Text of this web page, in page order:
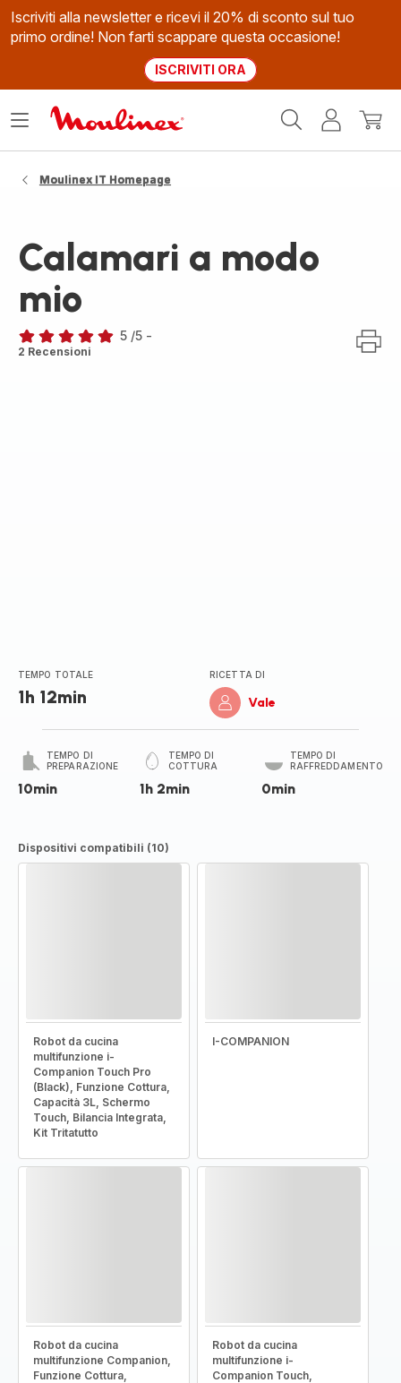
Iscriviti alla newsletter e ricevi il 20% di sconto sul tuo
primo ordine! Non farti scappare questa occasione!
ISCRIVITI ORA
Il
Apri
Moulinex IT Homepage
Calamari a modo
mio
Recensione
5 /5 -
2 Recensioni
TEMPO TOTALE
1h 12min
RICETTA DI
Vale
TEMPO DI
PREPARAZIONE
10min
TEMPO DI
COTTURA
1h 2min
TEMPO DI
RAFFREDDAMENTO
0min
Dispositivi compatibili (10)
Robot da cucina
multifunzione i-
Companion Touch Pro
(Black), Funzione Cottura,
Capacità 3L, Schermo
Touch, Bilancia Integrata,
Kit Tritatutto
I-COMPANION
Robot da cucina
multifunzione Companion,
Funzione Cottura,
Robot da cucina
multifunzione i-
Companion Touch,